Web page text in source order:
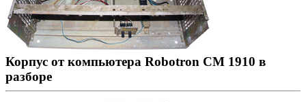
Корпус от компьютера Robotron CM 1910 в
разборе